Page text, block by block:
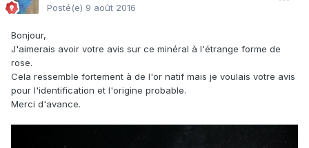
Posté(e) 9 août 2016
Bonjour,
J'aimerais avoir votre avis sur ce minéral à l'étrange forme de
rose.
Cela ressemble fortement à de l'or natif mais je voulais votre avis
pour l'identification et l'origine probable.
Merci d'avance.